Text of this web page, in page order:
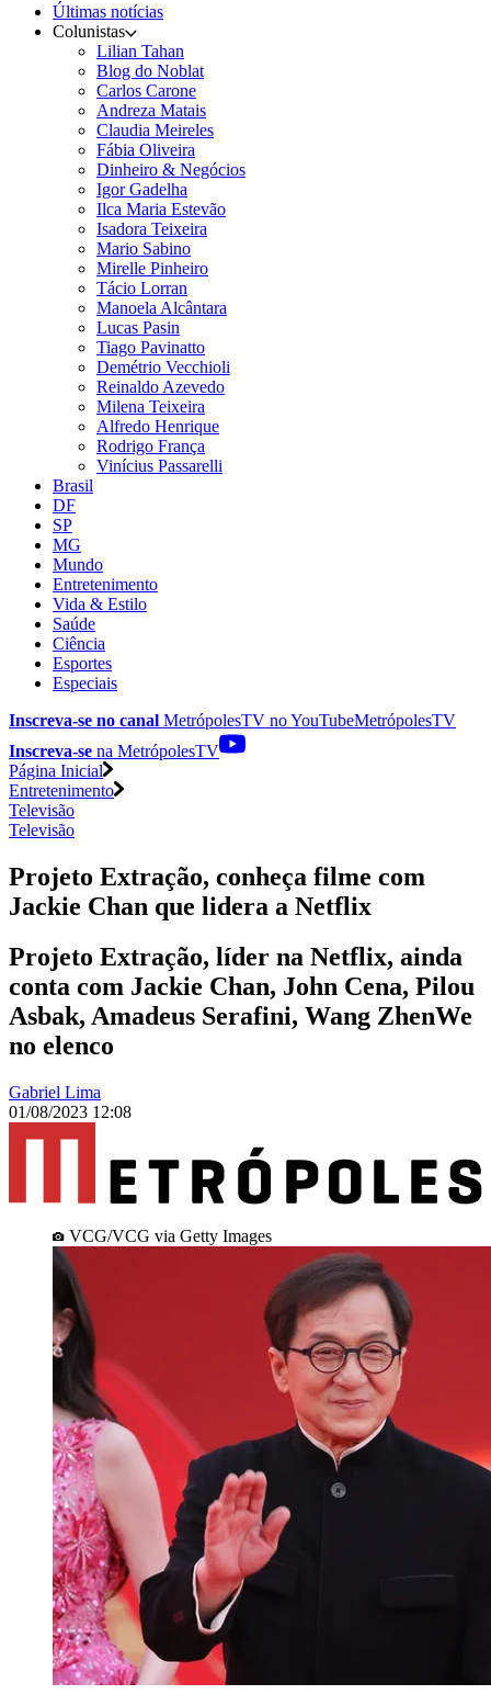
Últimas notícias
Colunistas
Lilian Tahan
Blog do Noblat
Carlos Carone
Andreza Matais
Claudia Meireles
Fábia Oliveira
Dinheiro & Negócios
Igor Gadelha
Ilca Maria Estevão
Isadora Teixeira
Mario Sabino
Mirelle Pinheiro
Tácio Lorran
Manoela Alcântara
Lucas Pasin
Tiago Pavinatto
Demétrio Vecchioli
Reinaldo Azevedo
Milena Teixeira
Alfredo Henrique
Rodrigo França
Vinícius Passarelli
Brasil
DF
SP
MG
Mundo
Entretenimento
Vida & Estilo
Saúde
Ciência
Esportes
Especiais
Inscreva-se no canal MetrópolesTV noYouTubeMetrópolesTV
Inscreva-se na MetrópolesTV
Página Inicial
Entretenimento
Televisão
Televisão
Projeto Extração, conheça filme com
Jackie Chan que lidera a Netflix
Projeto Extração, líder na Netflix, ainda
conta com Jackie Chan, John Cena, Pilou
Asbak, Amadeus Serafini, Wang ZhenWe
no elenco
Gabriel Lima
01/08/2023 12:08
VCG/VCG via Getty Images